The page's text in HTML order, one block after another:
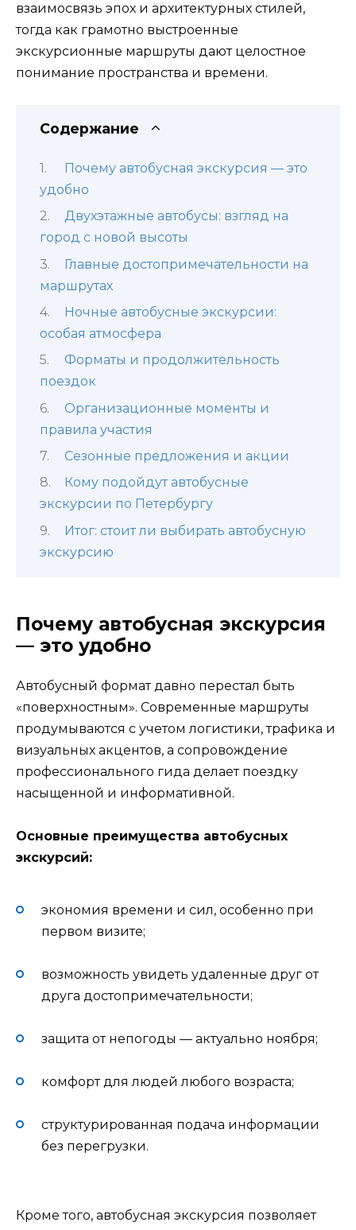
взаимосвязь эпох и архитектурных стилей,
тогда как грамотно выстроенные
экскурсионные маршруты дают целостное
понимание пространства и времени.
Содержание
Почему автобусная экскурсия — это
удобно
Двухэтажные автобусы: взгляд на
город с новой высоты
Главные достопримечательности на
маршрутах
Ночные автобусные экскурсии:
особая атмосфера
Форматы и продолжительность
поездок
Организационные моменты и
правила участия
Сезонные предложения и акции
Кому подойдут автобусные
экскурсии по Петербургу
Итог: стоит ли выбирать автобусную
экскурсию
Почему автобусная экскурсия
— это удобно
Автобусный формат давно перестал быть
«поверхностным». Современные маршруты
продумываются с учетом логистики, трафика и
визуальных акцентов, а сопровождение
профессионального гида делает поездку
насыщенной и информативной.
Основные преимущества автобусных
экскурсий:
экономия времени и сил, особенно при
первом визите;
возможность увидеть удаленные друг от
друга достопримечательности;
защита от непогоды — актуально ноября;
комфорт для людей любого возраста;
структурированная подача информации
без перегрузки.
Кроме того, автобусная экскурсия позволяет